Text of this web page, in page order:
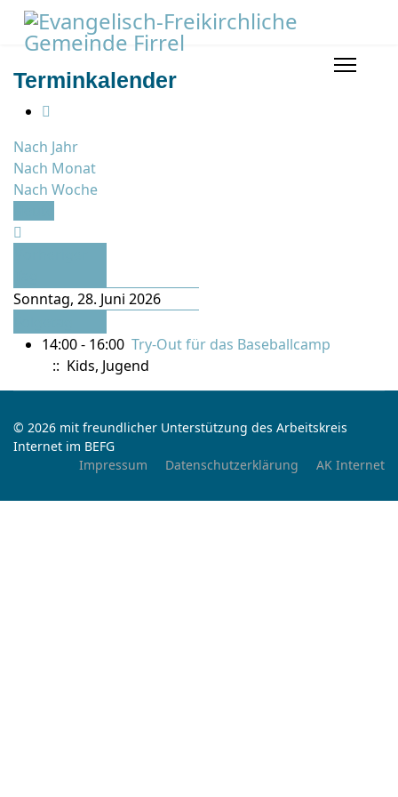
Terminkalender
Nach Jahr
Nach Monat
Nach Woche
Sonntag, 28. Juni 2026
14:00 - 16:00 Try-Out für das Baseballcamp
:: Kids, Jugend
© 2026 mit freundlicher Unterstützung des Arbeitskreis
Internet im BEFG
Impressum
Datenschutzerklärung AK Internet